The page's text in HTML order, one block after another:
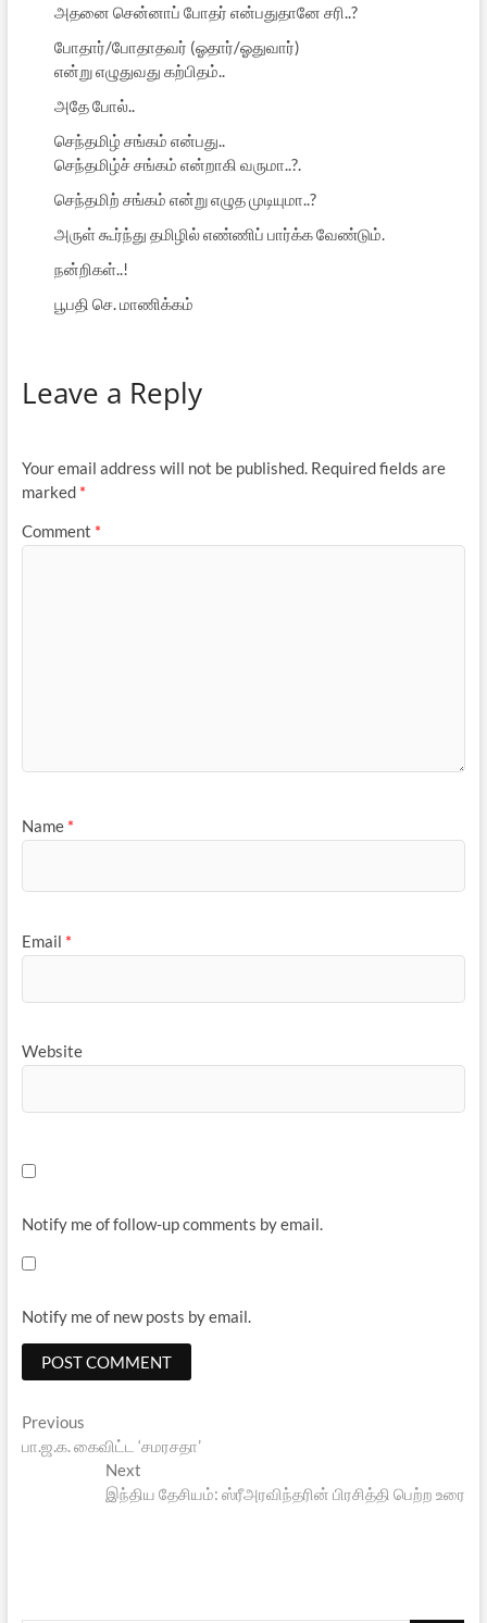
அதனை சென்னாப் போதர் என்பதுதானே சரி..?
போதார்/போதாதவர் (ஓதார்/ஓதுவார்)
என்று எழுதுவது கற்பிதம்..
அதே போல்..
செந்தமிழ் சங்கம் என்பது..
செந்தமிழ்ச் சங்கம் என்றாகி வருமா..?.
செந்தமிற் சங்கம் என்று எழுத முடியுமா..?
அருள் கூர்ந்து தமிழில் எண்ணிப் பார்க்க வேண்டும்.
நன்றிகள்..!
பூபதி செ. மாணிக்கம்
Leave a Reply
Your email address will not be published. Required fields are
marked *
Comment *
Name *
Email *
Website
Notify me of follow-up comments by email.
Notify me of new posts by email.
Post
navigation
PreviousPrevious
post:
பா.ஜ.க. கைவிட்ட ‘சமரசதா’
Next
post:
இந்திய தேசியம்: ஸ்ரீஅரவிந்தரின் பிரசித்தி பெற்ற உரை